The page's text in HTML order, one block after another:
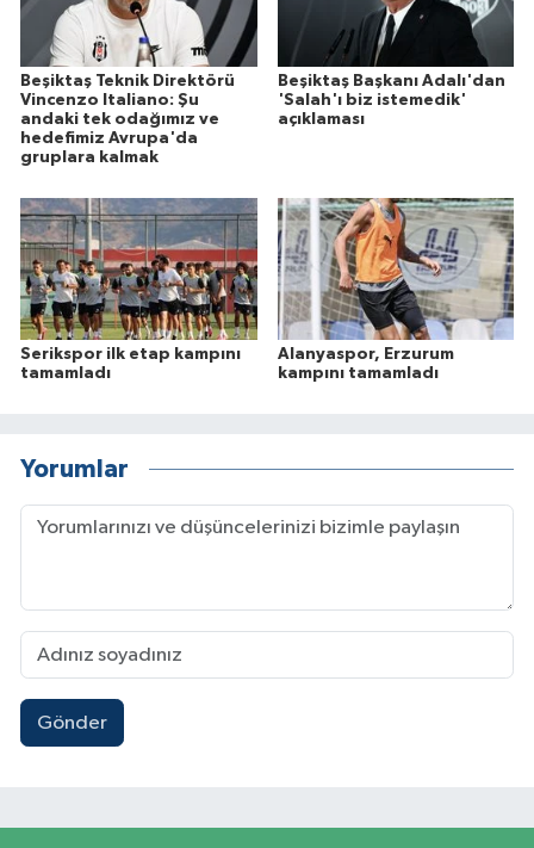
Beşiktaş Teknik Direktörü
Vincenzo Italiano: Şu
andaki tek odağımız ve
hedefimiz Avrupa'da
gruplara kalmak
Beşiktaş Başkanı Adalı'dan
'Salah'ı biz istemedik'
açıklaması
Serikspor ilk etap kampını
tamamladı
Alanyaspor, Erzurum
kampını tamamladı
Yorumlar
Gönder